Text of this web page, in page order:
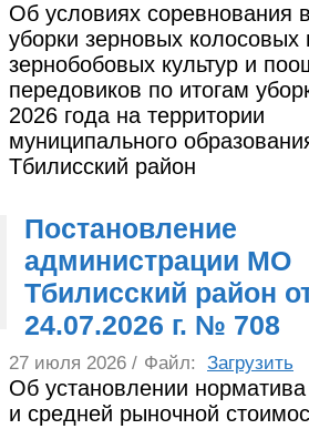
Об условиях соревнования
уборки зерновых колосовых
зернобобовых культур и
передовиков по итогам
2026 года на территории
муниципального
Тбилисский район
Постановление
администрации МО
Тбилисский район
24.07.2026 г. № 708
27 июля 2026 / Файл: Загрузить
Об установлении
и средней рыночной